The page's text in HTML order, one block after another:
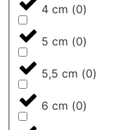
4 cm (0)
5 cm (0)
5,5 cm (0)
6 cm (0)